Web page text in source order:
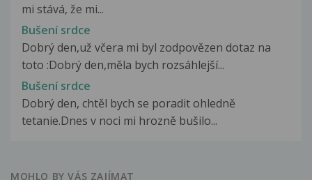
mi stává, že mi...
Bušení srdce
Dobrý den,už včera mi byl zodpovězen dotaz na
toto :Dobrý den,měla bych rozsáhlejší...
Bušení srdce
Dobrý den, chtěl bych se poradit ohledně
tetanie.Dnes v noci mi hrozně bušilo...
MOHLO BY VÁS ZAJÍMAT